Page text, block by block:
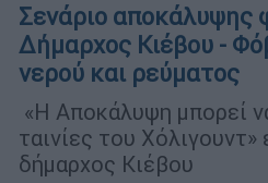
Σενάριο αποκάλυψης
Δήμαρχος Κιέβου -
νερού και ρεύματος
«Η Αποκάλυψη μπορεί
ταινίες του Χόλιγουντ»
δήμαρχος Κιέβου